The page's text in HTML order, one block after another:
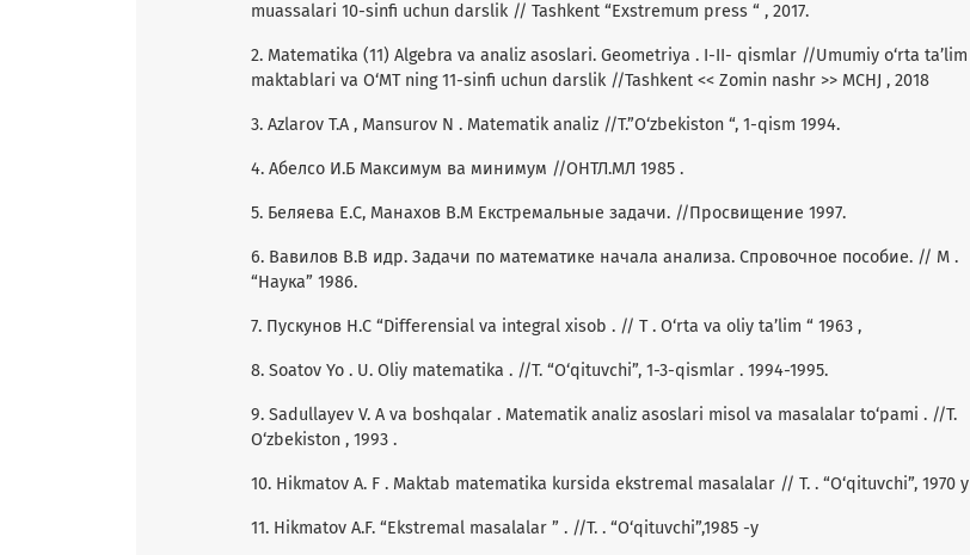
muassalari 10-sinfi uchun darslik // Tashkent “Exstremum press “ , 2017.
2. Matematika (11) Algebra va analiz asoslari. Geometriya . I-II- qismlar //Umumiy o‘rta ta’lim
maktablari va O‘MT ning 11-sinfi uchun darslik //Tashkent << Zomin nashr >> MCHJ , 2018
3. Azlarov T.A , Mansurov N . Matematik analiz //T.”O‘zbekiston “, 1-qism 1994.
4. Абелсо И.Б Максимум ва минимум //ОНТЛ.МЛ 1985 .
5. Беляева Е.С, Манахов В.М Екстремальные задачи. //Просвищение 1997.
6. Вавилов В.В идр. Задачи по математике начала анализа. Спровочное пособие. // M .
“Наука” 1986.
7. Пускунов Н.С “Differensial va integral xisob . // T . O‘rta va oliy ta’lim “ 1963 ,
8. Soatov Yo . U. Oliy matematika . //T. “O‘qituvchi”, 1-3-qismlar . 1994-1995.
9. Sadullayev V. A va boshqalar . Matematik analiz asoslari misol va masalalar to‘pami . //T.
O‘zbekiston , 1993 .
10. Hikmatov A. F . Maktab matematika kursida ekstremal masalalar // T. . “O‘qituvchi”, 1970 y
11. Hikmatov A.F. “Ekstremal masalalar ” . //T. . “O‘qituvchi”,1985 -y